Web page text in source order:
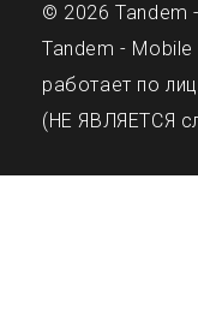
© 2026 Tandem
Tandem -
работает по
(НЕ ЯВЛЯЕТСЯ